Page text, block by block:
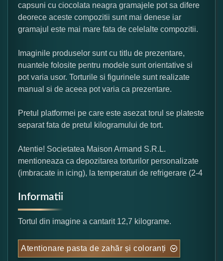
capsuni cu ciocolata neagra gramajele pot sa difere
deorece aceste compozitii sunt mai denese iar
gramajul este mai mare fata de celelalte compozitii.
Imaginile produselor sunt cu titlu de prezentare,
nuantele folosite pentru modele sunt orientative si
pot varia usor. Torturile si figurinele sunt realizate
manual si de aceea pot varia ca prezentare.
Pretul platformei pe care este asezat torul se plateste
separat fata de pretul kilogramului de tort.
Atentie! Societatea Maison Armand S.R.L.
mentioneaza ca depozitarea torturilor personalizate
(imbracate in icing), la temperaturi de refrigerare (2-4
Informatii
Tortul din imagine a cantarit 12,7 kilograme.
Atentionare pasta de zahăr și coloranți